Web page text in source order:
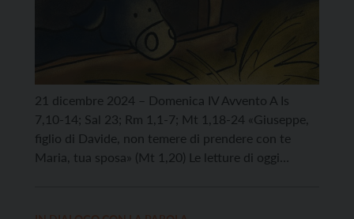
21 dicembre 2024 – Domenica IV Avvento A Is
7,10-14; Sal 23; Rm 1,1-7; Mt 1,18-24 «Giuseppe,
figlio di Davide, non temere di prendere con te
Maria, tua sposa» (Mt 1,20) Le letture di oggi